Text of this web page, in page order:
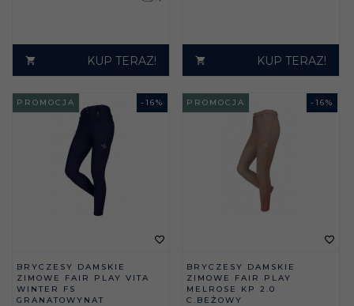
KUP TERAZ! KUP TERAZ!
- 16%
PROMOCJA
BRYCZESY DAMSKIE
ZIMOWE FAIR PLAY VITA
WINTER FS
GRANATOWYNAT
- 16%
PROMOCJA
BRYCZESY DAMSKIE
ZIMOWE FAIR PLAY
MELROSE KP 2.0
C.BEŻOWY